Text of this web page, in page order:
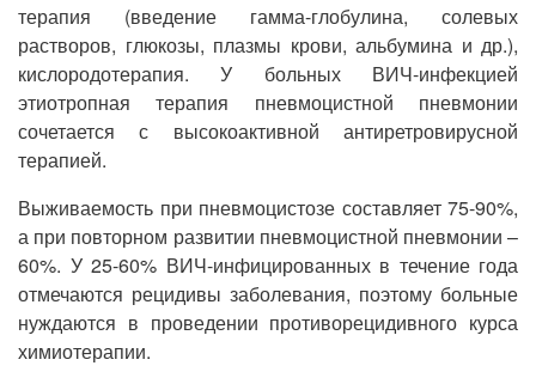
терапия (введение гамма-глобулина, солевых
растворов, глюкозы, плазмы крови, альбумина и др.),
кислородотерапия. У больных ВИЧ-инфекцией
этиотропная терапия пневмоцистной пневмонии
сочетается с высокоактивной антиретровирусной
терапией.
Выживаемость при пневмоцистозе составляет 75-90%,
а при повторном развитии пневмоцистной пневмонии –
60%. У 25-60% ВИЧ-инфицированных в течение года
отмечаются рецидивы заболевания, поэтому больные
нуждаются в проведении противорецидивного курса
химиотерапии.